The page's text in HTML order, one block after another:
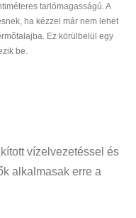
tarlómagasságú. A
ha kézzel már nem lehet
Ez körülbelül egy
be.
vízelvezetéssel és
alkalmasak erre a